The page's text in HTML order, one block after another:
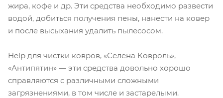
жира, кофе и др. Эти средства необходимо развести
водой, добиться получения пены, нанести на ковер
и после высыхания удалить пылесосом.
Help для чистки ковров, «Селена Ковроль»,
«Антипятин» — эти средства довольно хорошо
справляются с различными сложными
загрязнениями, в том числе и застарелыми.